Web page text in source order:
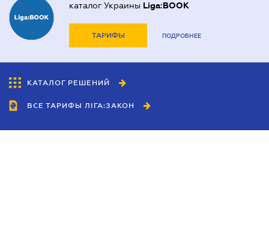
каталог Украины Liga:BOOK
ТАРИФЫ ПОДРОБНЕЕ
КАТАЛОГ РЕШЕНИЙ
ВСЕ ТАРИФЫ ЛІГА:ЗАКОН